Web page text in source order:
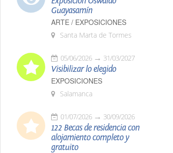
Guayasamín
ARTE / EXPOSICIONES
Santa Marta de Tormes
05/06/2026 31/03/2027
Visibilizar lo elegido
EXPOSICIONES
Salamanca
01/07/2026 30/09/2026
122 Becas de residencia con
alojamiento completo y
gratuito